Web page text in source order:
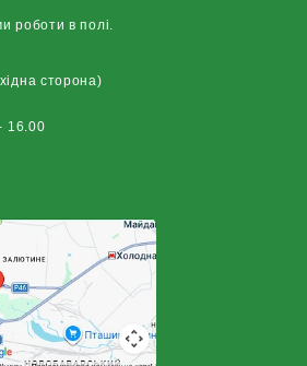
роботи в полі.
сторона)
16.00